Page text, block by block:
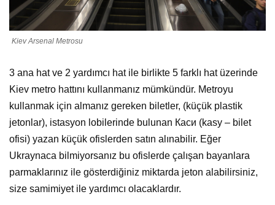
Kiev Arsenal Metrosu
3 ana hat ve 2 yardımcı hat ile birlikte 5 farklı hat üzerinde
Kiev metro hattını kullanmanız mümkündür. Metroyu
kullanmak için almanız gereken biletler, (küçük plastik
jetonlar), istasyon lobilerinde bulunan Каси (kasy – bilet
ofisi) yazan küçük ofislerden satın alınabilir. Eğer
Ukraynaca bilmiyorsanız bu ofislerde çalışan bayanlara
parmaklarınız ile gösterdiğiniz miktarda jeton alabilirsiniz,
size samimiyet ile yardımcı olacaklardır.